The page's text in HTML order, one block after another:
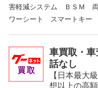
害軽減システム ＢＳＭ
ワーシート スマートキー
車買取・
話なし
【日本最大
想以上の高